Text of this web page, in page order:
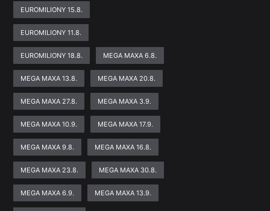
EUROMILIONY 15.8.
EUROMILIONY 11.8.
EUROMILIONY 18.8. MEGA MAXA 6.8.
MEGA MAXA 13.8. MEGA MAXA 20.8.
MEGA MAXA 27.8. MEGA MAXA 3.9.
MEGA MAXA 10.9. MEGA MAXA 17.9.
MEGA MAXA 9.8. MEGA MAXA 16.8.
MEGA MAXA 23.8. MEGA MAXA 30.8.
MEGA MAXA 6.9. MEGA MAXA 13.9.